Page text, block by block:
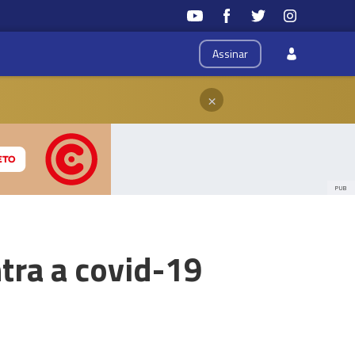
Assinar
×
PUB
a covid-19